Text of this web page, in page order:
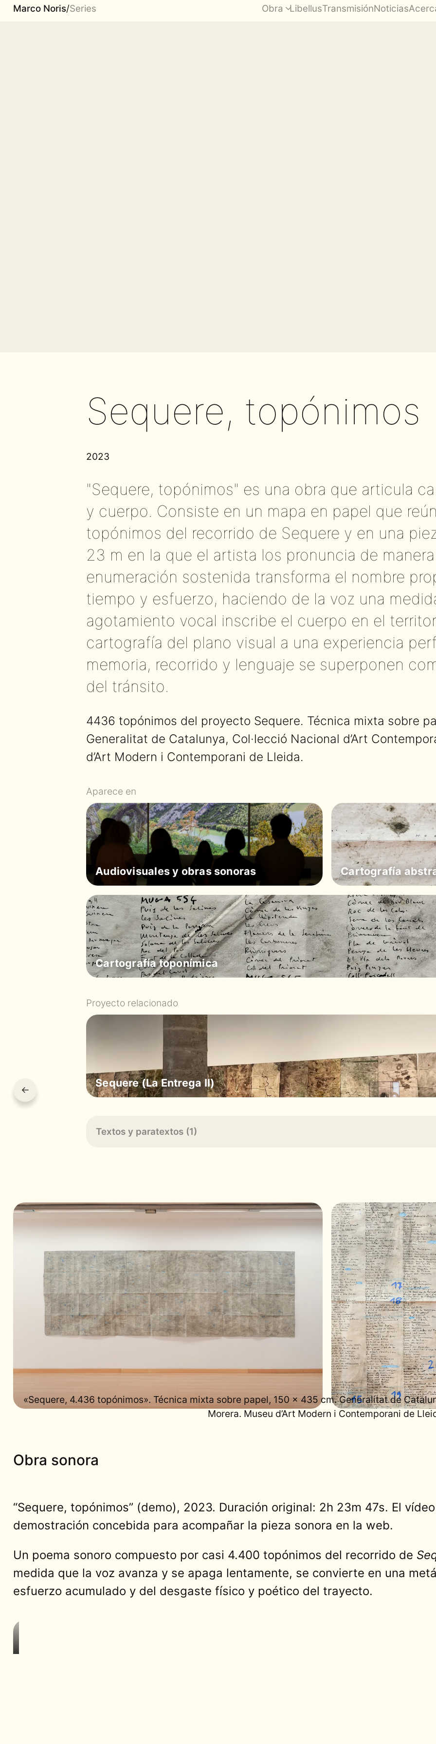
Marco Noris/Series Obra LibellusTransmisiónNoticias
Sequere, topónimos
2023
"Sequere, topónimos" es una obra que articula
y cuerpo. Consiste en un mapa en papel que
topónimos del recorrido de Sequere y en una
23 m en la que el artista los pronuncia de
enumeración sostenida transforma el nombre
tiempo y esfuerzo, haciendo de la voz una
agotamiento vocal inscribe el cuerpo en el
cartografía del plano visual a una experiencia
memoria, recorrido y lenguaje se superponen
del tránsito.
4436 topónimos del proyecto Sequere. Técnica mixta sobre
Generalitat de Catalunya, Col·lecció Nacional d’Art
d’Art Modern i Contemporani de Lleida.
Aparece en
Audiovisuales y obras sonoras Cartografía
Cartografía toponímica
Proyecto relacionado
Sequere (La Entrega II)
Textos y paratextos (1)
«Sequere, 4.436 topónimos». Técnica mixta sobre papel, 150 × 435 cm. Generalitat de
Morera. Museu d’Art Modern i Contemporani de
Obra sonora
“Sequere, topónimos” (demo), 2023. Duración original: 2h 23m 47s. El
demostración concebida para acompañar la pieza sonora en la web.
Un poema sonoro compuesto por casi 4.400 topónimos del recorrido de
medida que la voz avanza y se apaga lentamente, se convierte en una
esfuerzo acumulado y del desgaste físico y poético del trayecto.
←